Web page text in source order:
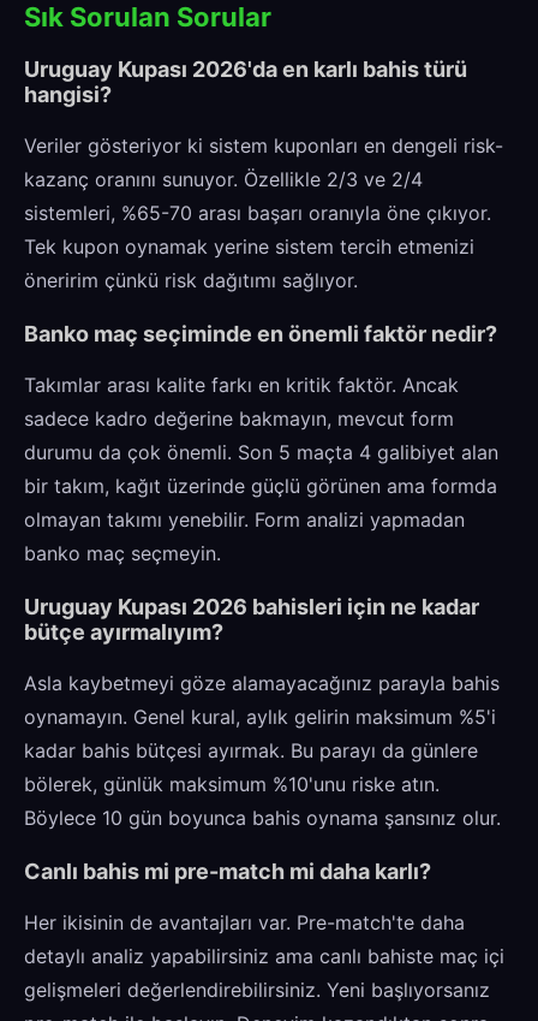
Sık Sorulan Sorular
Uruguay Kupası 2026'da en karlı bahis türü
hangisi?
Veriler gösteriyor ki sistem kuponları en dengeli risk-
kazanç oranını sunuyor. Özellikle 2/3 ve 2/4
sistemleri, %65-70 arası başarı oranıyla öne çıkıyor.
Tek kupon oynamak yerine sistem tercih etmenizi
öneririm çünkü risk dağıtımı sağlıyor.
Banko maç seçiminde en önemli faktör nedir?
Takımlar arası kalite farkı en kritik faktör. Ancak
sadece kadro değerine bakmayın, mevcut form
durumu da çok önemli. Son 5 maçta 4 galibiyet alan
bir takım, kağıt üzerinde güçlü görünen ama formda
olmayan takımı yenebilir. Form analizi yapmadan
banko maç seçmeyin.
Uruguay Kupası 2026 bahisleri için ne kadar
bütçe ayırmalıyım?
Asla kaybetmeyi göze alamayacağınız parayla bahis
oynamayın. Genel kural, aylık gelirin maksimum %5'i
kadar bahis bütçesi ayırmak. Bu parayı da günlere
bölerek, günlük maksimum %10'unu riske atın.
Böylece 10 gün boyunca bahis oynama şansınız olur.
Canlı bahis mi pre-match mi daha karlı?
Her ikisinin de avantajları var. Pre-match'te daha
detaylı analiz yapabilirsiniz ama canlı bahiste maç içi
gelişmeleri değerlendirebilirsiniz. Yeni başlıyorsanız